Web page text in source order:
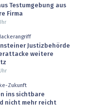
Testumgebung aus
Firma
Justizbehörde
weitere
Zukunft
ins sichtbare
nicht mehr reicht